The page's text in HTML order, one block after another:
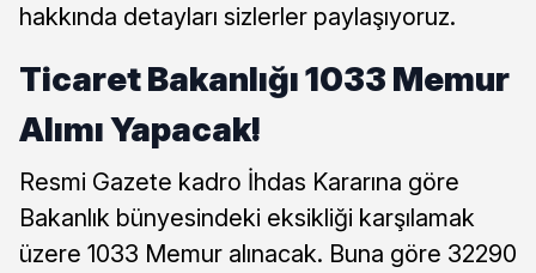
hakkında detayları sizlerler paylaşıyoruz.
Ticaret Bakanlığı 1033 Memur
Alımı Yapacak!
Resmi Gazete kadro İhdas Kararına göre
Bakanlık bünyesindeki eksikliği karşılamak
üzere 1033 Memur alınacak. Buna göre 32290